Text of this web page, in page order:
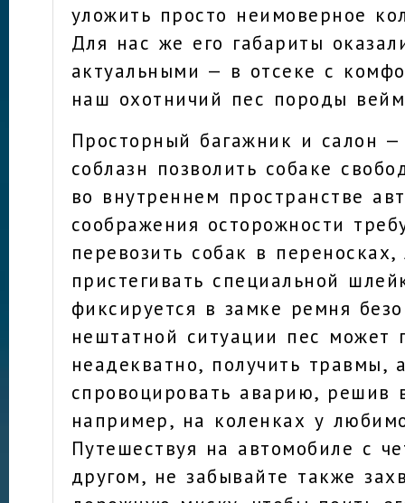
уложить просто неимоверное
Для нас же его габариты
актуальными — в отсеке с
наш охотничий пес породы
Просторный багажник и салон
соблазн позволить собаке
во внутреннем пространстве
соображения осторожности
перевозить собак в переносках,
пристегивать специальной
фиксируется в замке ремня
нештатной ситуации пес может
неадекватно, получить травмы,
спровоцировать аварию, решив
например, на коленках у
Путешествуя на автомобиле с
другом, не забывайте также